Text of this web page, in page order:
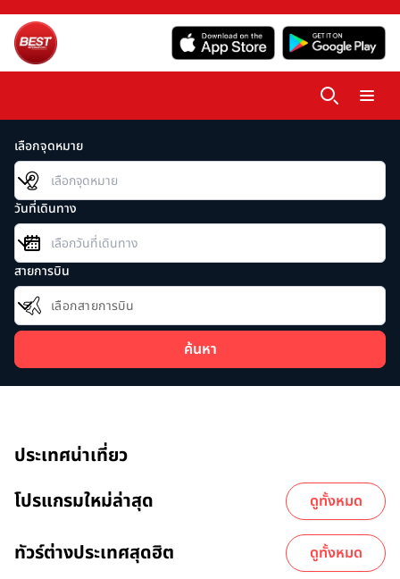
เลือกจุดหมาย
วันที่เดินทาง
สายการบิน
เลือกสายการบิน
ค้นหา
ประเทศน่าเที่ยว
โปรแกรมใหม่ล่าสุด
ดูทั้งหมด
ทัวร์ต่างประเทศสุดฮิต ดูทั้งหมด